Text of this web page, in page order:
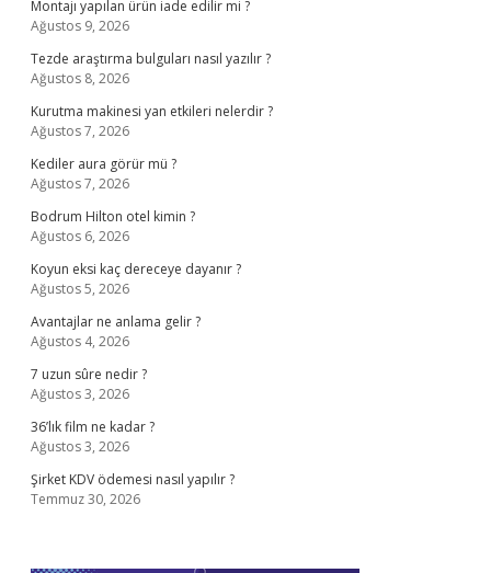
Montajı yapılan ürün iade edilir mi ?
Ağustos 9, 2026
Tezde araştırma bulguları nasıl yazılır ?
Ağustos 8, 2026
Kurutma makinesi yan etkileri nelerdir ?
Ağustos 7, 2026
Kediler aura görür mü ?
Ağustos 7, 2026
Bodrum Hilton otel kimin ?
Ağustos 6, 2026
Koyun eksi kaç dereceye dayanır ?
Ağustos 5, 2026
Avantajlar ne anlama gelir ?
Ağustos 4, 2026
7 uzun sûre nedir ?
Ağustos 3, 2026
36’lık film ne kadar ?
Ağustos 3, 2026
Şirket KDV ödemesi nasıl yapılır ?
Temmuz 30, 2026